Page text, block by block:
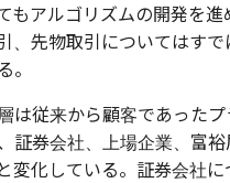
もアルゴリズムの開発を進
、先物取引についてはすで
。
は従来から顧客であったプ
証券会社、上場企業、富裕
変化している。証券会社に